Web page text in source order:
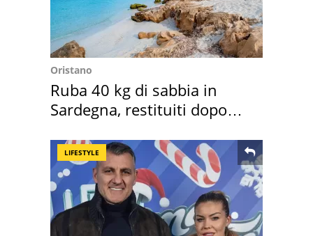
Oristano
Ruba 40 kg di sabbia in
Sardegna, restituiti dopo
LIFESTYLE